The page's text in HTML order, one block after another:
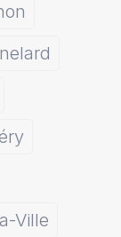
Ville